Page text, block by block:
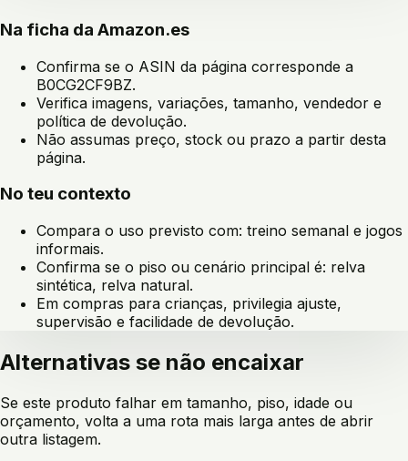
Na ficha da Amazon.es
Confirma se o ASIN da página corresponde a
B0CG2CF9BZ.
Verifica imagens, variações, tamanho, vendedor e
política de devolução.
Não assumas preço, stock ou prazo a partir desta
página.
No teu contexto
Compara o uso previsto com: treino semanal e jogos
informais.
Confirma se o piso ou cenário principal é: relva
sintética, relva natural.
Em compras para crianças, privilegia ajuste,
supervisão e facilidade de devolução.
Alternativas se não encaixar
Se este produto falhar em tamanho, piso, idade ou
orçamento, volta a uma rota mais larga antes de abrir
outra listagem.